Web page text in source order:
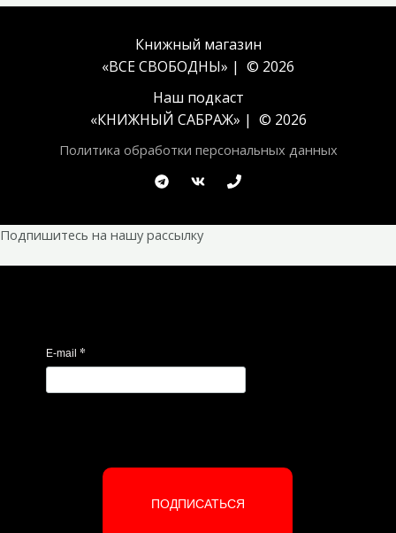
Книжный магазин
«ВСЕ СВОБОДНЫ» | © 2026
Наш подкаст
«КНИЖНЫЙ САБРАЖ» | © 2026
Политика обработки персональных данных
Подпишитесь на нашу рассылку
E-mail *
ПОДПИСАТЬСЯ